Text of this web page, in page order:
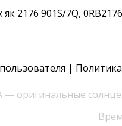
901S/7Q, 0RB2176
|
оригинальные